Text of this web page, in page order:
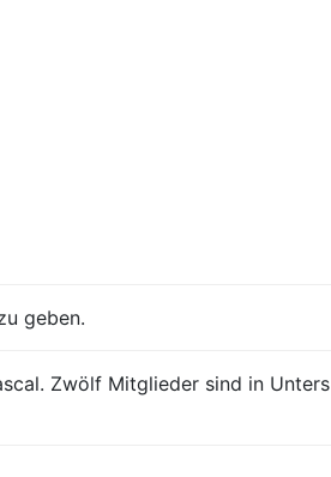
geben.
Zwölf Mitglieder sind in Unters